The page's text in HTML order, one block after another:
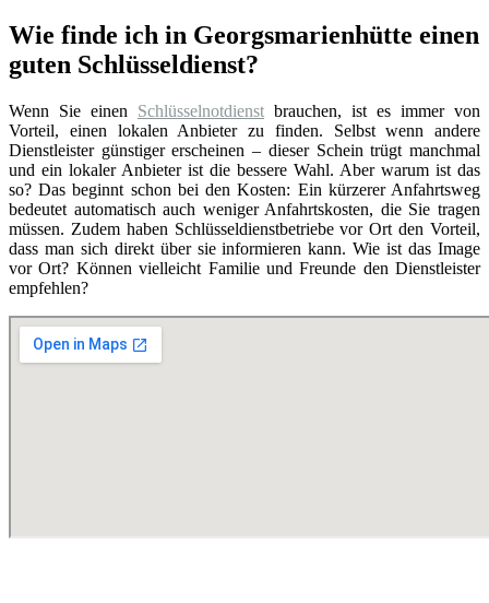
Wie finde ich in Georgsmarienhütte einen
guten Schlüsseldienst?
Wenn Sie einen Schlüsselnotdienst brauchen, ist es immer von
Vorteil, einen lokalen Anbieter zu finden. Selbst wenn andere
Dienstleister günstiger erscheinen – dieser Schein trügt manchmal
und ein lokaler Anbieter ist die bessere Wahl. Aber warum ist das
so? Das beginnt schon bei den Kosten: Ein kürzerer Anfahrtsweg
bedeutet automatisch auch weniger Anfahrtskosten, die Sie tragen
müssen. Zudem haben Schlüsseldienstbetriebe vor Ort den Vorteil,
dass man sich direkt über sie informieren kann. Wie ist das Image
vor Ort? Können vielleicht Familie und Freunde den Dienstleister
empfehlen?